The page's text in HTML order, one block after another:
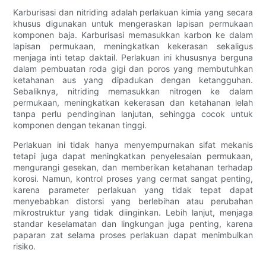
Karburisasi dan nitriding adalah perlakuan kimia yang secara
khusus digunakan untuk mengeraskan lapisan permukaan
komponen baja. Karburisasi memasukkan karbon ke dalam
lapisan permukaan, meningkatkan kekerasan sekaligus
menjaga inti tetap daktail. Perlakuan ini khususnya berguna
dalam pembuatan roda gigi dan poros yang membutuhkan
ketahanan aus yang dipadukan dengan ketangguhan.
Sebaliknya, nitriding memasukkan nitrogen ke dalam
permukaan, meningkatkan kekerasan dan ketahanan lelah
tanpa perlu pendinginan lanjutan, sehingga cocok untuk
komponen dengan tekanan tinggi.
Perlakuan ini tidak hanya menyempurnakan sifat mekanis
tetapi juga dapat meningkatkan penyelesaian permukaan,
mengurangi gesekan, dan memberikan ketahanan terhadap
korosi. Namun, kontrol proses yang cermat sangat penting,
karena parameter perlakuan yang tidak tepat dapat
menyebabkan distorsi yang berlebihan atau perubahan
mikrostruktur yang tidak diinginkan. Lebih lanjut, menjaga
standar keselamatan dan lingkungan juga penting, karena
paparan zat selama proses perlakuan dapat menimbulkan
risiko.